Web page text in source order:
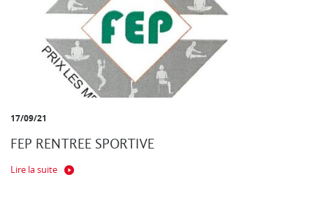
17/09/21
FEP RENTREE SPORTIVE
Lire la suite